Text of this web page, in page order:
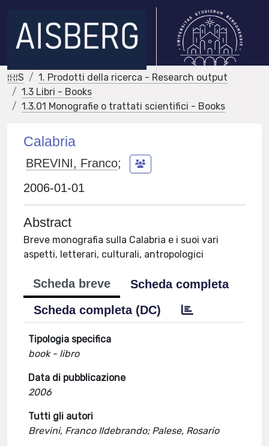
IRIS
1. Prodotti della ricerca - Research output
1.3 Libri - Books
1.3.01 Monografie o trattati scientifici - Books
Calabria
BREVINI, Franco;
2006-01-01
Abstract
Breve monografia sulla Calabria e i suoi vari
aspetti, letterari, culturali, antropologici
Scheda breve
Scheda completa
Scheda completa (DC)
Tipologia specifica
book - libro
Data di pubblicazione
2006
Tutti gli autori
Brevini, Franco Ildebrando; Palese, Rosario